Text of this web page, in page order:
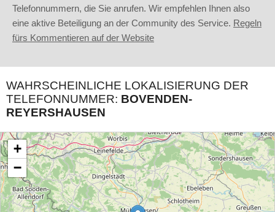
Telefonnummern, die Sie anrufen. Wir empfehlen Ihnen also
eine aktive Beteiligung an der Community des Service. Regeln
fürs Kommentieren auf der Website
WAHRSCHEINLICHE LOKALISIERUNG DER
TELEFONNUMMER: BOVENDEN-
REYERSHAUSEN